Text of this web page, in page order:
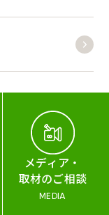
メディア・
取材のご相談
MEDIA